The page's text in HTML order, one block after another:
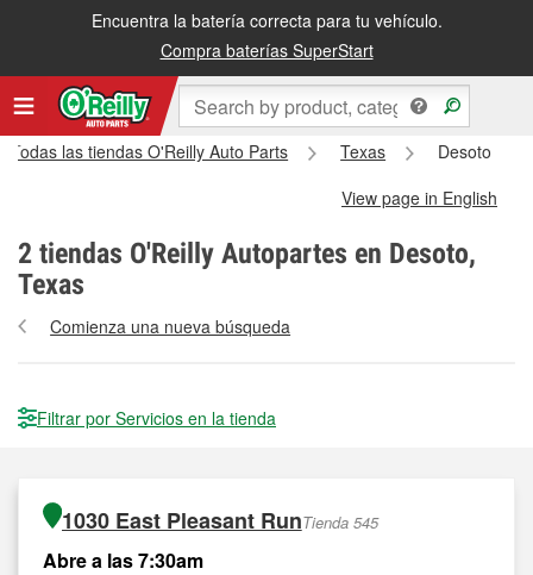
Encuentra la batería correcta para tu vehículo.
Compra baterías SuperStart
Todas las tiendas O'Reilly Auto Parts Texas
Desoto
View page in English
2 tiendas O'Reilly Autopartes en Desoto,
Texas
Comienza una nueva búsqueda
Filtrar por Servicios en la tienda
1030 East Pleasant RunTienda 545
Abre a las 7:30am